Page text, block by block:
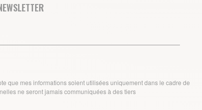
que mes informations soient utilisées uniquement dans le cadre de
ne seront jamais communiquées à des tiers